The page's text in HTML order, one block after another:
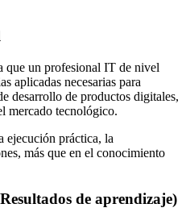
un profesional IT de nivel
aplicadas necesarias para
desarrollo de productos digitales,
mercado tecnológico.
ejecución práctica, la
más que en el conocimiento
de aprendizaje)